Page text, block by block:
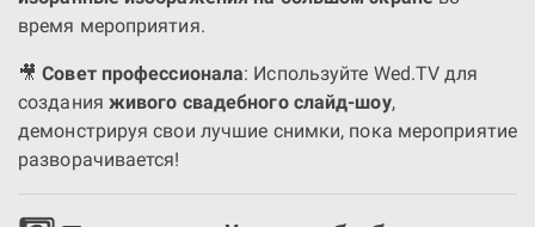
время мероприятия.
🎥Совет профессионала: Используйте Wed.TV для
создания живого свадебного слайд-шоу,
демонстрируя свои лучшие снимки, пока мероприятие
разворачивается!